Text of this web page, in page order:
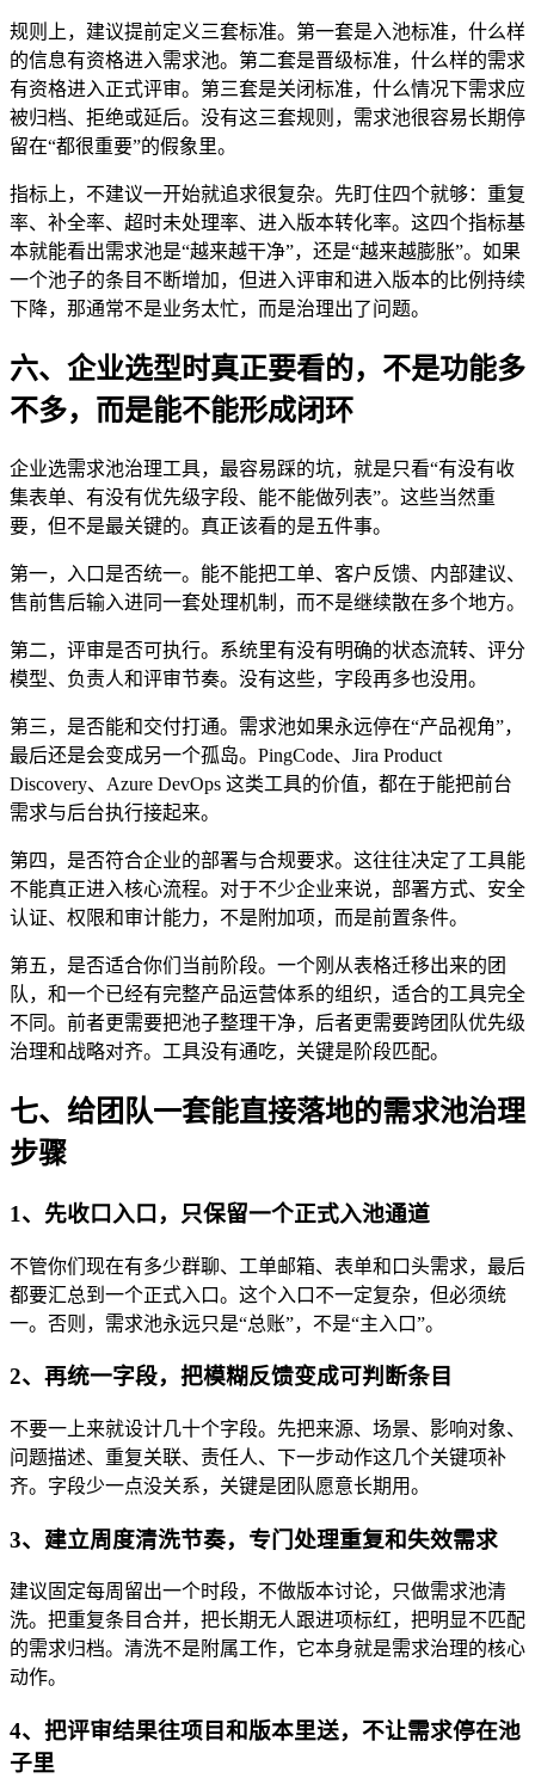
规则上，建议提前定义三套标准。第一套是入池标准，什么样
的信息有资格进入需求池。第二套是晋级标准，什么样的需求
有资格进入正式评审。第三套是关闭标准，什么情况下需求应
被归档、拒绝或延后。没有这三套规则，需求池很容易长期停
留在“都很重要”的假象里。
指标上，不建议一开始就追求很复杂。先盯住四个就够：重复
率、补全率、超时未处理率、进入版本转化率。这四个指标基
本就能看出需求池是“越来越干净”，还是“越来越膨胀”。如果
一个池子的条目不断增加，但进入评审和进入版本的比例持续
下降，那通常不是业务太忙，而是治理出了问题。
六、企业选型时真正要看的，不是功能多
不多，而是能不能形成闭环
企业选需求池治理工具，最容易踩的坑，就是只看“有没有收
集表单、有没有优先级字段、能不能做列表”。这些当然重
要，但不是最关键的。真正该看的是五件事。
第一，入口是否统一。能不能把工单、客户反馈、内部建议、
售前售后输入进同一套处理机制，而不是继续散在多个地方。
第二，评审是否可执行。系统里有没有明确的状态流转、评分
模型、负责人和评审节奏。没有这些，字段再多也没用。
第三，是否能和交付打通。需求池如果永远停在“产品视角”，
最后还是会变成另一个孤岛。PingCode、Jira Product
Discovery、Azure DevOps 这类工具的价值，都在于能把前台
需求与后台执行接起来。
第四，是否符合企业的部署与合规要求。这往往决定了工具能
不能真正进入核心流程。对于不少企业来说，部署方式、安全
认证、权限和审计能力，不是附加项，而是前置条件。
第五，是否适合你们当前阶段。一个刚从表格迁移出来的团
队，和一个已经有完整产品运营体系的组织，适合的工具完全
不同。前者更需要把池子整理干净，后者更需要跨团队优先级
治理和战略对齐。工具没有通吃，关键是阶段匹配。
七、给团队一套能直接落地的需求池治理
步骤
1、先收口入口，只保留一个正式入池通道
不管你们现在有多少群聊、工单邮箱、表单和口头需求，最后
都要汇总到一个正式入口。这个入口不一定复杂，但必须统
一。否则，需求池永远只是“总账”，不是“主入口”。
2、再统一字段，把模糊反馈变成可判断条目
不要一上来就设计几十个字段。先把来源、场景、影响对象、
问题描述、重复关联、责任人、下一步动作这几个关键项补
齐。字段少一点没关系，关键是团队愿意长期用。
3、建立周度清洗节奏，专门处理重复和失效需求
建议固定每周留出一个时段，不做版本讨论，只做需求池清
洗。把重复条目合并，把长期无人跟进项标红，把明显不匹配
的需求归档。清洗不是附属工作，它本身就是需求治理的核心
动作。
4、把评审结果往项目和版本里送，不让需求停在池
子里